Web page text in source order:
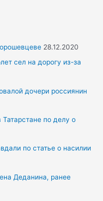
28.12.2020
сел на дорогу из-за
дочери россиянин
по делу о
по статье о насилии
Деданина, ранее